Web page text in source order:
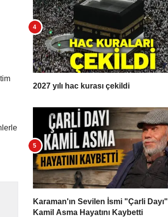
2027 yılı hac kurası çekildi
Karaman'ın Sevilen İsmi "Çarli Dayı"
Kamil Asma Hayatını Kaybetti